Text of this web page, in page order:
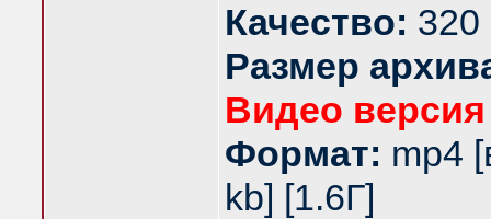
Качество: 320
Размер
Видео версия
Формат: mp4
kb] [1.6Г]